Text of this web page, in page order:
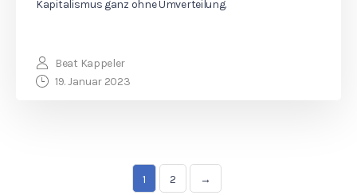
Kapitalismus ganz ohne Umverteilung.
Beat Kappeler
19. Januar 2023
1 2 →